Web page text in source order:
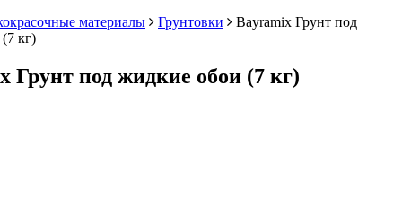
материалы
Грунтовки
Bayramix Грунт под
кг)
Грунт под жидкие обои (7 кг)